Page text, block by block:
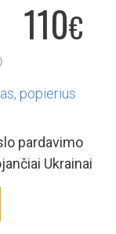
pardavimo
Ukrainai
.